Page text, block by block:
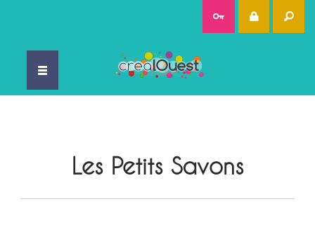
Les Petits Savons